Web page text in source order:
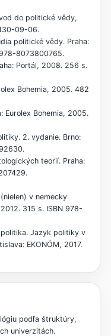
do politické vědy,
09-06.
politické vědy. Praha:
8073800765.
Portál, 2008. 256 s.
Bohemia, 2005. 482
Eurolex Bohemia, 2005.
2. vydanie. Brno:
teorií. Praha:
v nemecky
315 s. ISBN 978-
Jazyk politiky v
EKONÓM, 2017.
podľa štruktúry,
univerzitách.